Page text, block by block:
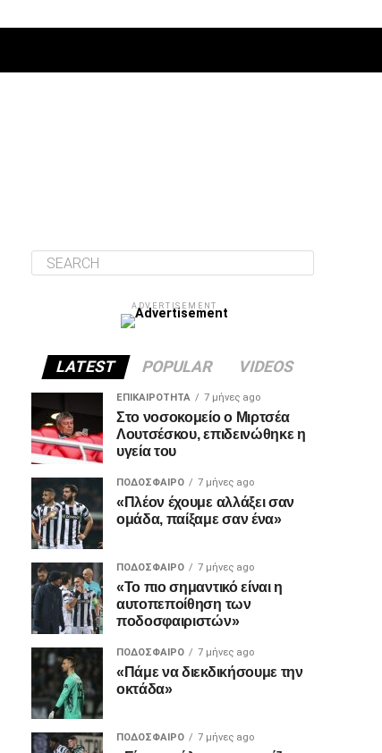
ADVERTISEMENT
LATEST POPULAR VIDEOS
ΕΠΙΚΑΙΡΌΤΗΤΑ 7 μήνες ago
Στο νοσοκομείο ο Μιρτσέα
Λουτσέσκου, επιδεινώθηκε η
υγεία του
ΠΟΔΌΣΦΑΙΡΟ 7 μήνες ago
«Πλέον έχουμε αλλάξει σαν
ομάδα, παίξαμε σαν ένα»
ΠΟΔΌΣΦΑΙΡΟ 7 μήνες ago
«Το πιο σημαντικό είναι η
αυτοπεποίθηση των
ποδοσφαιριστών»
ΠΟΔΌΣΦΑΙΡΟ 7 μήνες ago
«Πάμε να διεκδικήσουμε την
οκτάδα»
ΠΟΔΌΣΦΑΙΡΟ 7 μήνες ago